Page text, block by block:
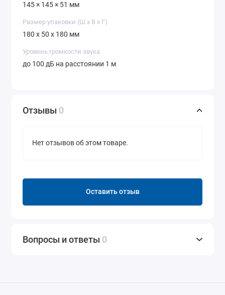
145 × 145 × 51 мм
Размер упаковки (Ш х В х Г)
180 x 50 x 180 мм
Уровень громкости звука
до 100 дБ на расстоянии 1 м
Отзывы 0
Нет отзывов об этом товаре.
Оставить отзыв
Вопросы и ответы 0